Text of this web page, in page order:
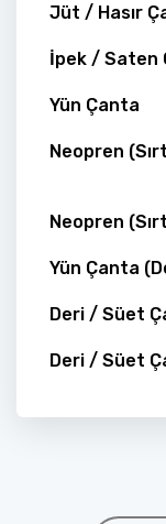
Jüt / Hasır
İpek / Saten
Yün Çanta
Neopren
Neopren
Yün Çanta
Deri / Süet
Deri / Süet